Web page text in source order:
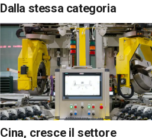
Dalla stessa categoria
Cina, cresce il settore